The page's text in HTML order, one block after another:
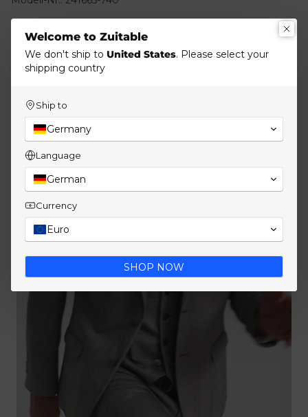
Welcome to Zuitable
We don't ship to United States. Please select your
shipping country
Ship to
Germany
Language
German
Currency
Euro
SHOP NOW